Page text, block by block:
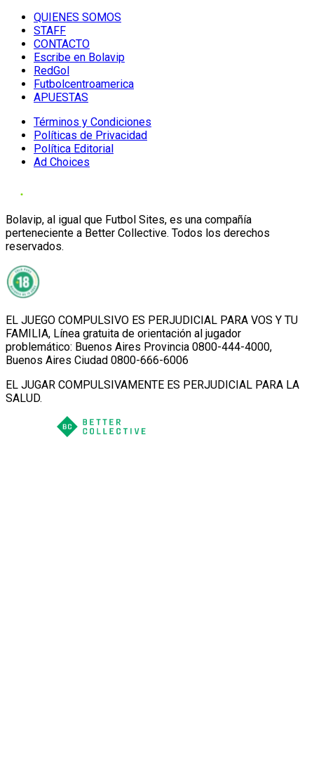
QUIENES SOMOS
STAFF
CONTACTO
Escribe en Bolavip
RedGol
Futbolcentroamerica
APUESTAS
Términos y Condiciones
Políticas de Privacidad
Política Editorial
Ad Choices
Bolavip, al igual que Futbol Sites, es una compañía
perteneciente a Better Collective. Todos los derechos
reservados.
EL JUEGO COMPULSIVO ES PERJUDICIAL PARA VOS Y TU
FAMILIA, Línea gratuita de orientación al jugador
problemático: Buenos Aires Provincia 0800-444-4000,
Buenos Aires Ciudad 0800-666-6006
EL JUGAR COMPULSIVAMENTE ES PERJUDICIAL PARA LA
SALUD.